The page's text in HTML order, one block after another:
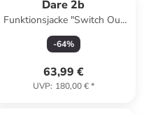
Dare 2b
Funktionsjacke "Switch Out
III" in Hellgrau
-64%
63,99 €
UVP: 180,00 €*